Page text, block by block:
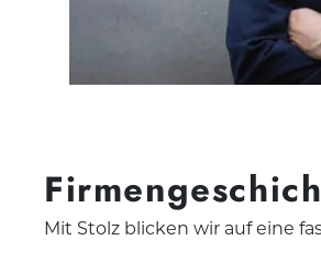
Mit Stolz blicken wir auf eine